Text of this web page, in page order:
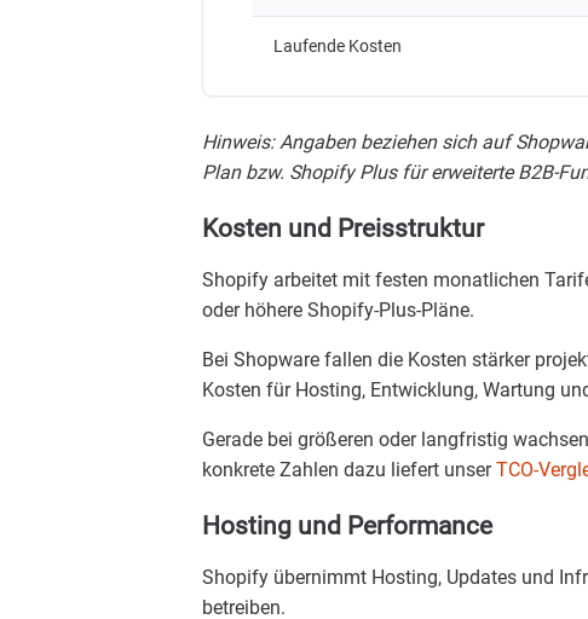
Laufende Kosten
Hinweis: Angaben beziehen sich auf
Plan bzw. Shopify Plus für erweiterte B2B-
Kosten und Preisstruktur
Shopify arbeitet mit festen monatlichen
oder höhere Shopify-Plus-Pläne.
Bei Shopware fallen die Kosten stärker
Kosten für Hosting, Entwicklung, Wartung
Gerade bei größeren oder langfristig
konkrete Zahlen dazu liefert unserTCO-
Hosting und Performance
Shopify übernimmt Hosting, Updates und
betreiben.